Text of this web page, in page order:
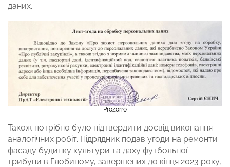
даних.
Prozorro
Також потрібно було підтвердити досвід виконання
аналогічних робіт. Підрядник подав угоди на ремонти
фасаду будинку культури та даху футбольної
трибуни в Глобиному, завершених до кінця 2023 року,